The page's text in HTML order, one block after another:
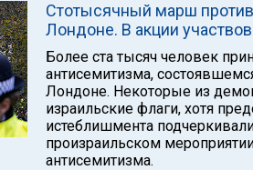
Стотысячный марш
Лондоне. В акции
Более ста тысяч человек
антисемитизма,
Лондоне. Некоторые из
израильские флаги, хотя
истеблишмента
произраильском
антисемитизма.